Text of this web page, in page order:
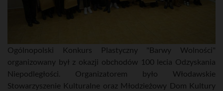
Ogólnopolski Konkurs Plastyczny "Barwy Wolności"
organizowany był z okazji obchodów 100 lecia Odzyskania
Niepodległości. Organizatorem było Włodawskie
Stowarzyszenie Kulturalne oraz Młodzieżowy Dom Kultury